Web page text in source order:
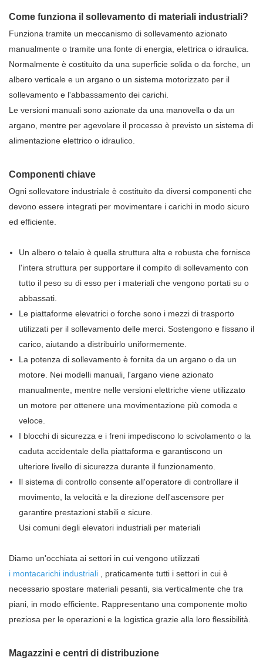
Come funziona il sollevamento di materiali industriali?
Funziona tramite un meccanismo di sollevamento azionato
manualmente o tramite una fonte di energia, elettrica o idraulica.
Normalmente è costituito da una superficie solida o da forche, un
albero verticale e un argano o un sistema motorizzato per il
sollevamento e l'abbassamento dei carichi.
Le versioni manuali sono azionate da una manovella o da un
argano, mentre per agevolare il processo è previsto un sistema di
alimentazione elettrico o idraulico.
Componenti chiave
Ogni sollevatore industriale è costituito da diversi componenti che
devono essere integrati per movimentare i carichi in modo sicuro
ed efficiente.
Un albero o telaio è quella struttura alta e robusta che fornisce
l'intera struttura per supportare il compito di sollevamento con
tutto il peso su di esso per i materiali che vengono portati su o
abbassati.
Le piattaforme elevatrici o forche sono i mezzi di trasporto
utilizzati per il sollevamento delle merci. Sostengono e fissano il
carico, aiutando a distribuirlo uniformemente.
La potenza di sollevamento è fornita da un argano o da un
motore. Nei modelli manuali, l'argano viene azionato
manualmente, mentre nelle versioni elettriche viene utilizzato
un motore per ottenere una movimentazione più comoda e
veloce.
I blocchi di sicurezza e i freni impediscono lo scivolamento o la
caduta accidentale della piattaforma e garantiscono un
ulteriore livello di sicurezza durante il funzionamento.
Il sistema di controllo consente all'operatore di controllare il
movimento, la velocità e la direzione dell'ascensore per
garantire prestazioni stabili e sicure.
Usi comuni degli elevatori industriali per materiali
Diamo un'occhiata ai settori in cui vengono utilizzati
i montacarichi industriali , praticamente tutti i settori in cui è
necessario spostare materiali pesanti, sia verticalmente che tra
piani, in modo efficiente. Rappresentano una componente molto
preziosa per le operazioni e la logistica grazie alla loro flessibilità.
Magazzini e centri di distribuzione